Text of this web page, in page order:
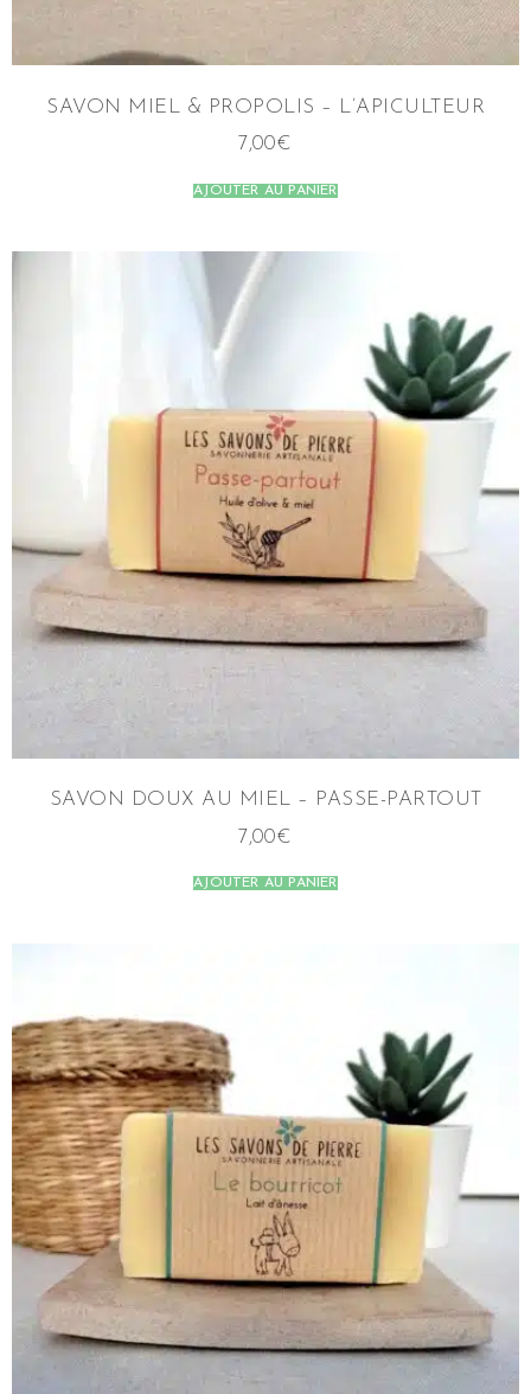
SAVON MIEL & PROPOLIS – L’APICULTEUR
7,00€
AJOUTER AU PANIER
SAVON DOUX AU MIEL – PASSE-PARTOUT
7,00€
AJOUTER AU PANIER